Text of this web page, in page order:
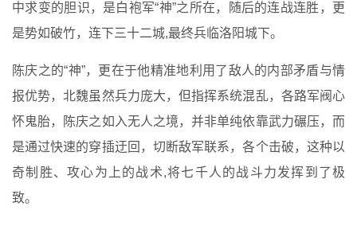
中求变的胆识，是白袍军“神”之所在，随后的连战连胜，更
是势如破竹，连下三十二城,最终兵临洛阳城下。
陈庆之的“神”，更在于他精准地利用了敌人的内部矛盾与情
报优势，北魏虽然兵力庞大，但指挥系统混乱，各路军阀心
怀鬼胎，陈庆之如入无人之境，并非单纯依靠武力碾压，而
是通过快速的穿插迂回，切断敌军联系，各个击破，这种以
奇制胜、攻心为上的战术,将七千人的战斗力发挥到了极
致。